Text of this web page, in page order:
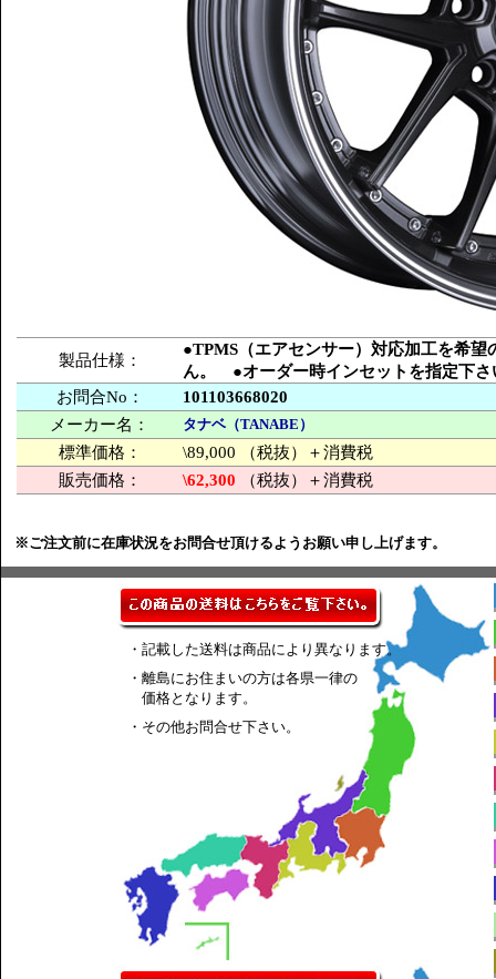
製品仕様：
●TPMS（エアセンサー）対応加工を希
ん。 ●オーダー時インセットを指定下
お問合No：
101103668020
メーカー名：
タナベ（TANABE）
標準価格：
\89,000 （税抜）＋消費税
販売価格：
\62,300 （税抜）＋消費税
※ご注文前に在庫状況をお問合せ頂けるようお願い申し上げます。
・記載した送料は商品により異なります。
・離島にお住まいの方は各県一律の
価格となります。
・その他お問合せ下さい。